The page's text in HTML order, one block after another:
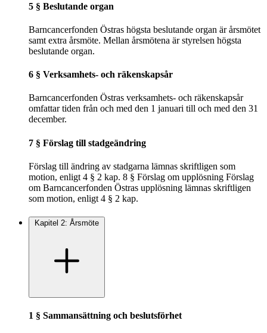
5 § Beslutande organ
Barncancerfonden Östras högsta beslutande organ är årsmötet
samt extra årsmöte. Mellan årsmötena är styrelsen högsta
beslutande organ.
6 § Verksamhets- och räkenskapsår
Barncancerfonden Östras verksamhets- och räkenskapsår
omfattar tiden från och med den 1 januari till och med den 31
december.
7 § Förslag till stadgeändring
Förslag till ändring av stadgarna lämnas skriftligen som
motion, enligt 4 § 2 kap. 8 § Förslag om upplösning Förslag
om Barncancerfonden Östras upplösning lämnas skriftligen
som motion, enligt 4 § 2 kap.
Kapitel 2: Årsmöte
1 § Sammansättning och beslutsförhet